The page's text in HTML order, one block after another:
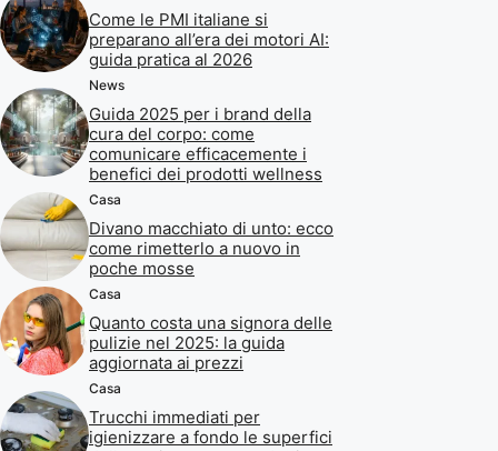
Come le PMI italiane si
preparano all’era dei motori AI:
guida pratica al 2026
News
Guida 2025 per i brand della
cura del corpo: come
comunicare efficacemente i
benefici dei prodotti wellness
Casa
Divano macchiato di unto: ecco
come rimetterlo a nuovo in
poche mosse
Casa
Quanto costa una signora delle
pulizie nel 2025: la guida
aggiornata ai prezzi
Casa
Trucchi immediati per
igienizzare a fondo le superfici